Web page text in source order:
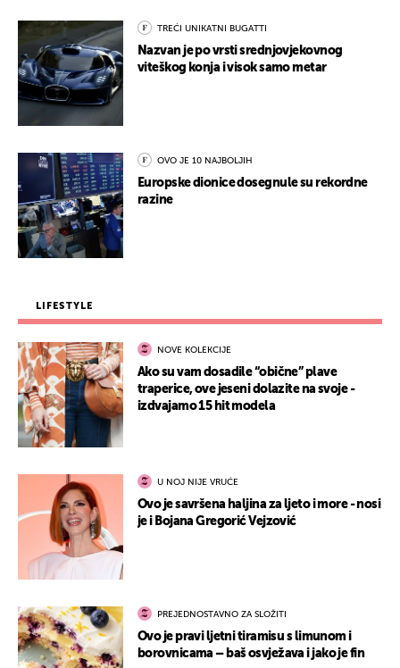
TREĆI UNIKATNI BUGATTI
Nazvan je po vrsti srednjovjekovnog
viteškog konja i visok samo metar
OVO JE 10 NAJBOLJIH
Europske dionice dosegnule su rekordne
razine
LIFESTYLE
NOVE KOLEKCIJE
Ako su vam dosadile “obične” plave
traperice, ove jeseni dolazite na svoje -
izdvajamo 15 hit modela
U NOJ NIJE VRUĆE
Ovo je savršena haljina za ljeto i more - nosi
je i Bojana Gregorić Vejzović
PREJEDNOSTAVNO ZA SLOŽITI
Ovo je pravi ljetni tiramisu s limunom i
borovnicama – baš osvježava i jako je fin